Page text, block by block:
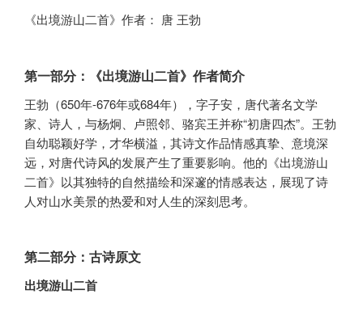
《出境游山二首》作者： 唐 王勃
第一部分：《出境游山二首》作者简介
王勃（650年-676年或684年），字子安，唐代著名文学
家、诗人，与杨炯、卢照邻、骆宾王并称“初唐四杰”。王勃
自幼聪颖好学，才华横溢，其诗文作品情感真挚、意境深
远，对唐代诗风的发展产生了重要影响。他的《出境游山
二首》以其独特的自然描绘和深邃的情感表达，展现了诗
人对山水美景的热爱和对人生的深刻思考。
第二部分：古诗原文
出境游山二首